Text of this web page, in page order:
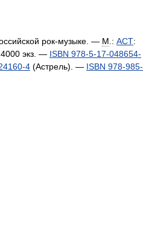
рок-музыке. — М .: АСТ:
4000 экз. — ISBN 978-5-17-048654-
4 (Астрель). — ISBN 978-985-